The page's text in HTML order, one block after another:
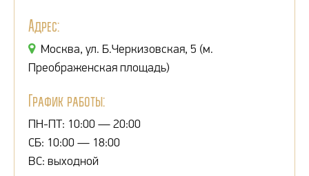
Адрес:
Москва, ул. Б.Черкизовская, 5 (м.
Преображенская площадь)
График работы:
ПН-ПТ: 10:00 — 20:00
СБ: 10:00 — 18:00
ВС: выходной